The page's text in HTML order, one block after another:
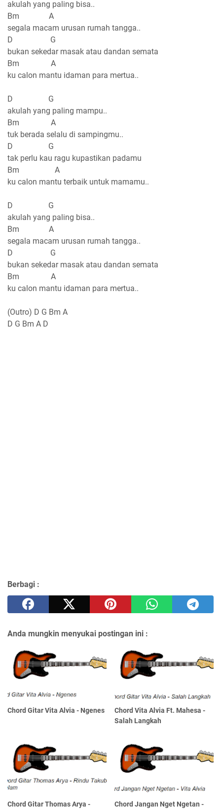
akulah yang paling bisa..
Bm A
segala macam urusan rumah tangga..
D G
bukan sekedar masak atau dandan semata
Bm A
ku calon mantu idaman para mertua..
D G
akulah yang paling mampu..
Bm A
tuk berada selalu di sampingmu..
D G
tak perlu kau ragu kupastikan padamu
Bm A
ku calon mantu terbaik untuk mamamu..
D G
akulah yang paling bisa..
Bm A
segala macam urusan rumah tangga..
D G
bukan sekedar masak atau dandan semata
Bm A
ku calon mantu idaman para mertua..
(Outro) D G Bm A
D G Bm A D
Berbagi :
Anda mungkin menyukai postingan ini :
Chord Gitar Vita Alvia - Ngenes
Chord Vita Alvia Ft. Mahesa -
Salah Langkah
Chord Gitar Thomas Arya -
Chord Jangan Nget Ngetan -